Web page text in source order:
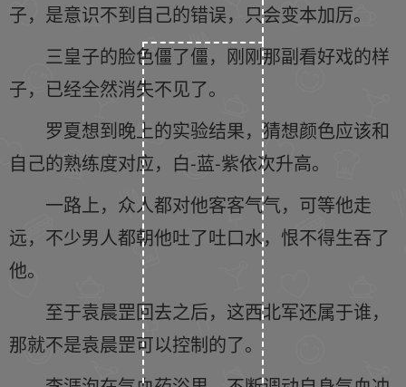
子，是意识不到自己的错误，只会变本加厉。
三皇子的脸色僵了僵，刚刚那副看好戏的样
子，已经全然消失不见了。
罗夏想到晚上的实验结果，猜想颜色应该和
自己的熟练度对应，白-蓝-紫依次升高。
一路上，众人都对他客客气气，可等他走
远，不少男人都朝他吐了吐口水，恨不得生吞了
他。
至于袁晨罡回去之后，这西北军还属于谁，
那就不是袁晨罡可以控制的了。